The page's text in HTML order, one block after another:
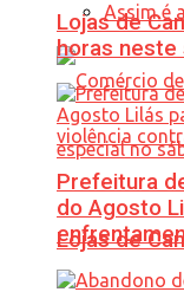
Assim é
Lojas de
Lojas de
horas neste
Prefeitura
do Agosto